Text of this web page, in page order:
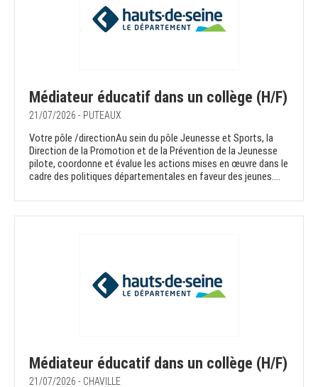
Médiateur éducatif dans un collège (H/F)
21/07/2026 - PUTEAUX
Votre pôle /directionAu sein du pôle Jeunesse et Sports, la
Direction de la Promotion et de la Prévention de la Jeunesse
pilote, coordonne et évalue les actions mises en œuvre dans le
cadre des politiques départementales en faveur des jeunes....
Médiateur éducatif dans un collège (H/F)
21/07/2026 - CHAVILLE